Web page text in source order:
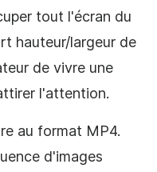
tout l'écran du
hauteur/largeur de
de vivre une
l'attention.
au format MP4.
d'images